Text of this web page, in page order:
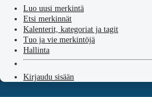
Luo uusi merkintä
Etsi merkinnät
Kalenterit, kategoriat ja tagit
Tuo ja vie merkintöjä
Hallinta
Kirjaudu sisään